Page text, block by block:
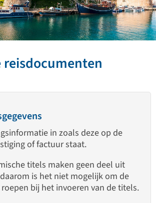
reisdocumenten
in zoals deze op de
of factuur staat.
titels maken geen deel uit
is het niet mogelijk om de
bij het invoeren van de titels.